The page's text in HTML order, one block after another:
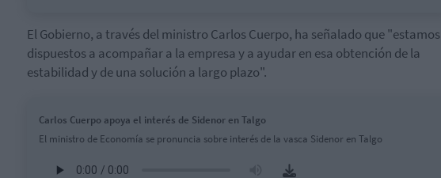
El Gobierno, a través del ministro Carlos Cuerpo, ha señalado que "estamos
dispuestos a acompañar a la empresa y a ayudar en esa obtención de la
estabilidad y de una solución a largo plazo".
Carlos Cuerpo apoya el interés de Sidenor en Talgo
El ministro de Economía se pronuncia sobre interés de la vasca Sidenor en Talgo